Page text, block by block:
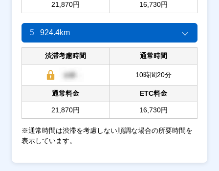
21,870円 16,730円
5 924.4km
渋滞考慮時間 通常時間
10時間20分
通常料金
21,870円
ETC料金
16,730円
※通常時間は渋滞を考慮しない順調な場合の所要時間を
表示しています。